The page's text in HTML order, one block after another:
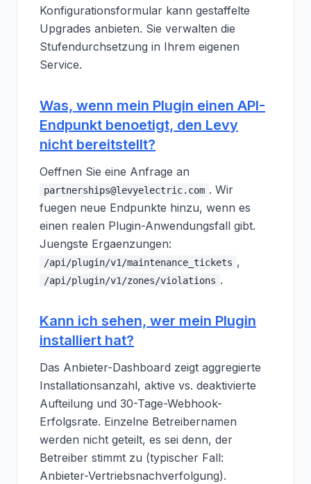
Konfigurationsformular kann gestaffelte
Upgrades anbieten. Sie verwalten die
Stufendurchsetzung in Ihrem eigenen
Service.
Was, wenn mein Plugin einen API-
Endpunkt benoetigt, den Levy
nicht bereitstellt?
Oeffnen Sie eine Anfrage an
partnerships@levyelectric.com . Wir
fuegen neue Endpunkte hinzu, wenn es
einen realen Plugin-Anwendungsfall gibt.
Juengste Ergaenzungen:
/api/plugin/v1/maintenance_tickets ,
/api/plugin/v1/zones/violations .
Kann ich sehen, wer mein Plugin
installiert hat?
Das Anbieter-Dashboard zeigt aggregierte
Installationsanzahl, aktive vs. deaktivierte
Aufteilung und 30-Tage-Webhook-
Erfolgsrate. Einzelne Betreibernamen
werden nicht geteilt, es sei denn, der
Betreiber stimmt zu (typischer Fall:
Anbieter-Vertriebsnachverfolgung).